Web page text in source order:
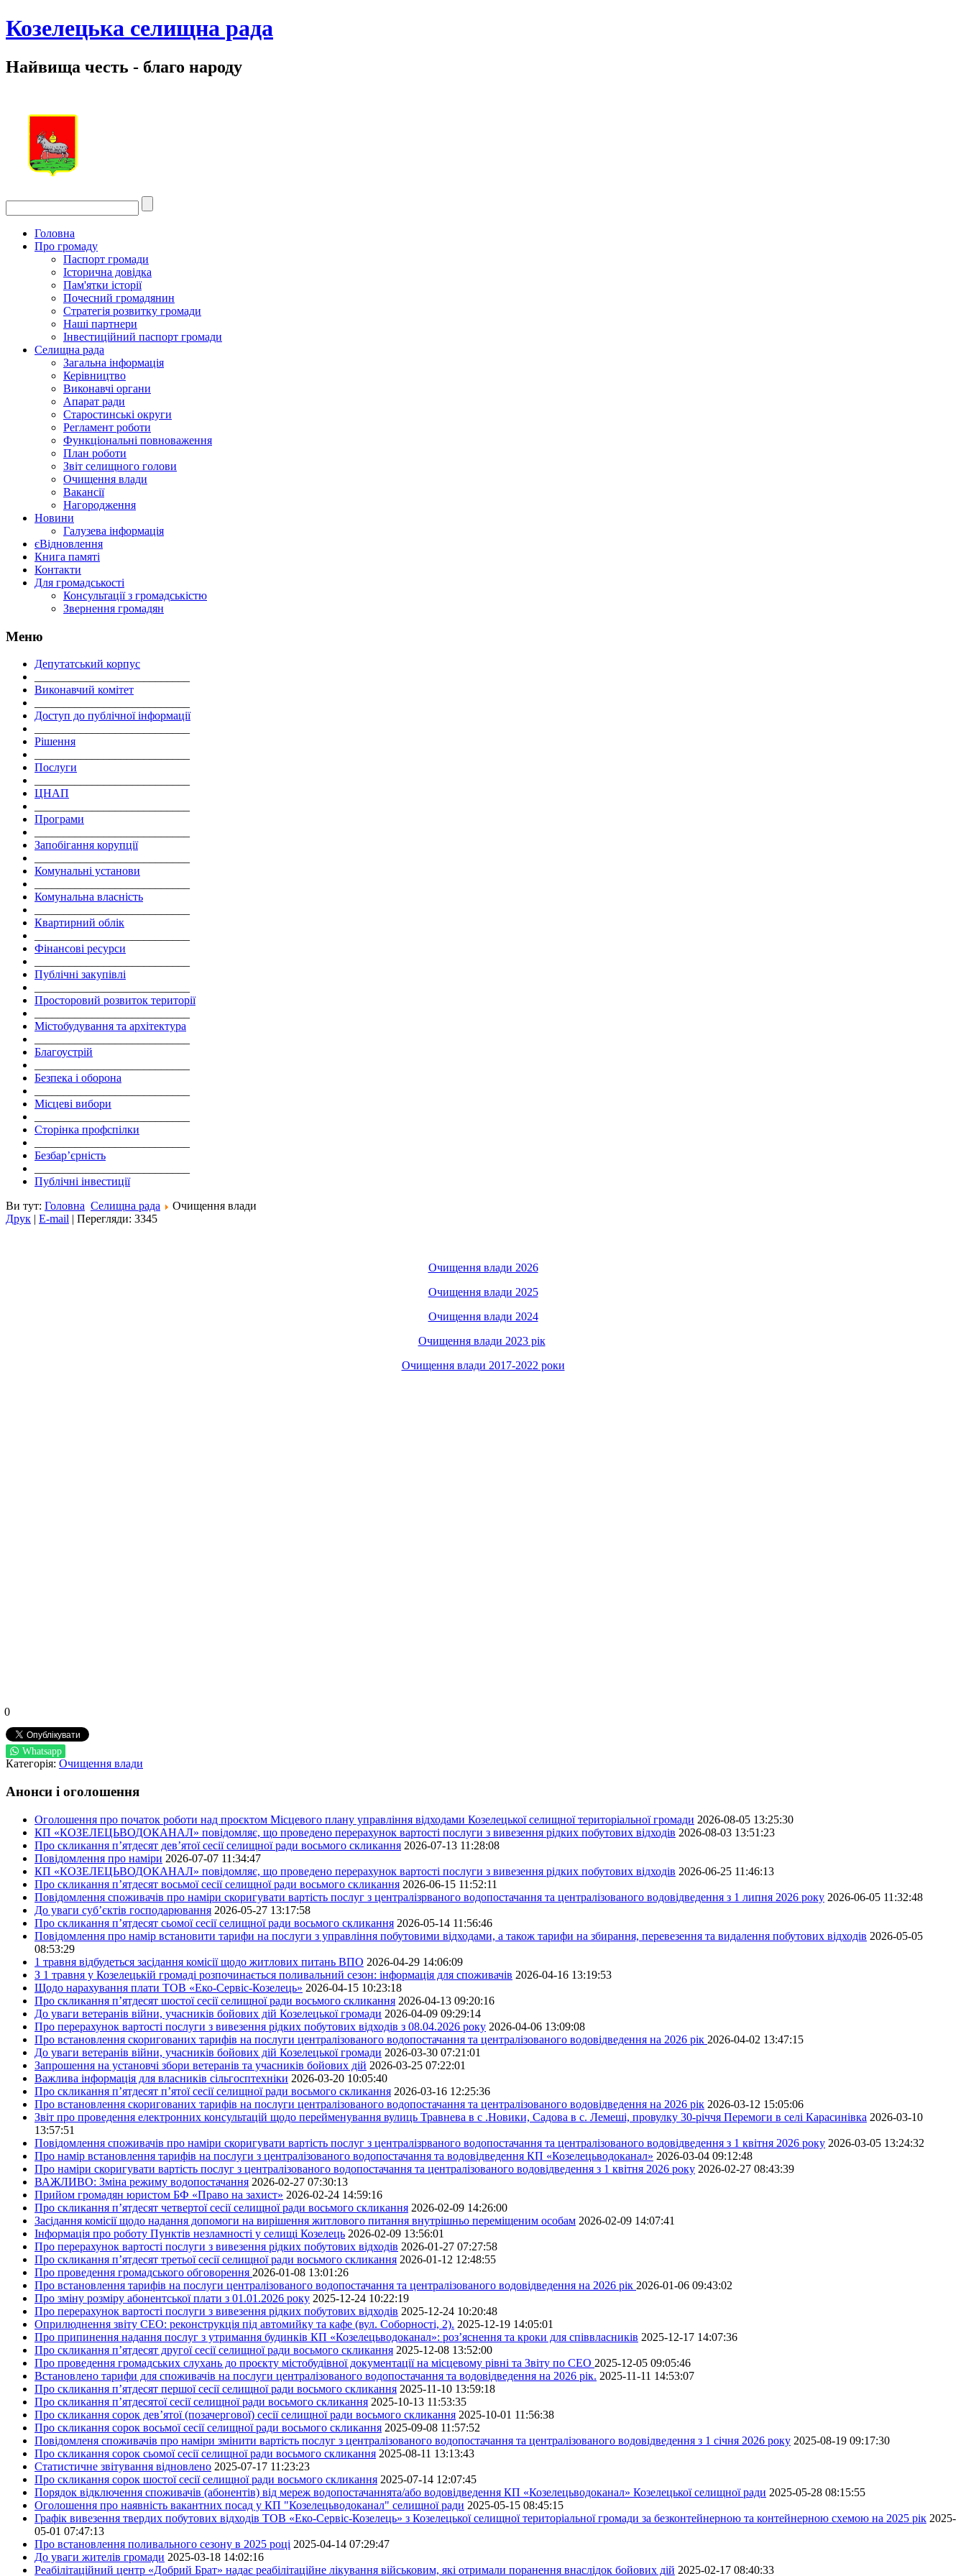
Козелецька селищна рада
Найвища честь - благо народу
Головна
Про громаду
Паспорт громади
Історична довідка
Пам'ятки історії
Почесний громадянин
Стратегія розвитку громади
Наші партнери
Інвестиційний паспорт громади
Селищна рада
Загальна інформація
Керівництво
Виконавчі органи
Апарат ради
Старостинські округи
Регламент роботи
Функціональні повноваження
План роботи
Звіт селищного голови
Очищення влади
Вакансії
Нагородження
Новини
Галузева інформація
єВідновлення
Книга памяті
Контакти
Для громадськості
Консультації з громадськістю
Звернення громадян
Меню
Депутатський корпус
Виконавчий комітет
Доступ до публічної інформації
Рішення
Послуги
ЦНАП
Програми
Запобігання корупції
Комунальні установи
Комунальна власність
Квартирний облік
Фінансові ресурси
Публічні закупівлі
Просторовий розвиток території
Містобудування та архітектура
Благоустрій
Безпека і оборона
Місцеві вибори
Сторінка профспілки
Безбар’єрність
Публічні інвестиції
Ви тут: Головна Селищна рада
Очищення влади
Друк | E-mail | Перегляди: 3345
Очищення влади 2026
Очищення влади 2025
Очищення влади 2024
Очищення влади 2023 рік
Очищення влади 2017-2022 роки
0
Whatsapp
Категорія: Очищення влади
Анонси і оголошення
Оголошення про початок роботи над проєктом Місцевого плану управління відходами Козелецької селищної територіальної громади 2026-08-05 13:25:30
КП «КОЗЕЛЕЦЬВОДОКАНАЛ» повідомляє, що проведено перерахунок вартості послуги з вивезення рідких побутових відходів 2026-08-03 13:51:23
Про скликання п’ятдесят дев’ятої сесії селищної ради восьмого скликання 2026-07-13 11:28:08
Повідомлення про наміри 2026-07-07 11:34:47
КП «КОЗЕЛЕЦЬВОДОКАНАЛ» повідомляє, що проведено перерахунок вартості послуги з вивезення рідких побутових відходів 2026-06-25 11:46:13
Про скликання п’ятдесят восьмої сесії селищної ради восьмого скликання 2026-06-15 11:52:11
Повідомлення споживачів про наміри скоригувати вартість послуг з централізрваного водопостачання та централізованого водовідведення з 1 липня 2026 року 2026-06-05 11:32:48
До уваги суб’єктів господарювання 2026-05-27 13:17:58
Про скликання п’ятдесят сьомої сесії селищної ради восьмого скликання 2026-05-14 11:56:46
Повідомлення про намір встановити тарифи на послуги з управління побутовими відходами, а також тарифи на збирання, перевезення та видалення побутових відходів 2026-05-05
08:53:29
1 травня відбудеться засідання комісії щодо житлових питань ВПО 2026-04-29 14:06:09
З 1 травня у Козелецькій громаді розпочинається поливальний сезон: інформація для споживачів 2026-04-16 13:19:53
Щодо нарахування плати ТОВ «Еко-Сервіс-Козелець» 2026-04-15 10:23:18
Про скликання п’ятдесят шостої сесії селищної ради восьмого скликання 2026-04-13 09:20:16
До уваги ветеранів війни, учасників бойових дій Козелецької громади 2026-04-09 09:29:14
Про перерахунок вартості послуги з вивезення рідких побутових відходів з 08.04.2026 року 2026-04-06 13:09:08
Про встановлення скоригованих тарифів на послуги централізованого водопостачання та централізованого водовідведення на 2026 рік 2026-04-02 13:47:15
До уваги ветеранів війни, учасників бойових дій Козелецької громади 2026-03-30 07:21:01
Запрошення на установчі збори ветеранів та учасників бойових дій 2026-03-25 07:22:01
Важлива інформація для власників сільгосптехніки 2026-03-20 10:05:40
Про скликання п’ятдесят п’ятої сесії селищної ради восьмого скликання 2026-03-16 12:25:36
Про встановлення скоригованих тарифів на послуги централізованого водопостачання та централізованого водовідведення на 2026 рік 2026-03-12 15:05:06
Звіт про проведення електронних консультацій щодо перейменування вулиць Травнева в с .Новики, Садова в с. Лемеші, провулку 30-річчя Перемоги в селі Карасинівка 2026-03-10
13:57:51
Повідомлення споживачів про наміри скоригувати вартість послуг з централізрваного водопостачання та централізованого водовідведення з 1 квітня 2026 року 2026-03-05 13:24:32
Про намір встановлення тарифів на послуги з централізованого водопостачання та водовідведення КП «Козелецьводоканал» 2026-03-04 09:12:48
Про наміри скоригувати вартість послуг з централізованого водопостачання та централізованого водовідведення з 1 квітня 2026 року 2026-02-27 08:43:39
ВАЖЛИВО: Зміна режиму водопостачання 2026-02-27 07:30:13
Прийом громадян юристом БФ «Право на захист» 2026-02-24 14:59:16
Про скликання п’ятдесят четвертої сесії селищної ради восьмого скликання 2026-02-09 14:26:00
Засідання комісії щодо надання допомоги на вирішення житлового питання внутрішньо переміщеним особам 2026-02-09 14:07:41
Інформація про роботу Пунктів незламності у селищі Козелець 2026-02-09 13:56:01
Про перерахунок вартості послуги з вивезення рідких побутових відходів 2026-01-27 07:27:58
Про скликання п’ятдесят третьої сесії селищної ради восьмого скликання 2026-01-12 12:48:55
Про проведення громадського обговорення 2026-01-08 13:01:26
Про встановлення тарифів на послуги централізованого водопостачання та централізованого водовідведення на 2026 рік 2026-01-06 09:43:02
Про зміну розміру абонентської плати з 01.01.2026 року 2025-12-24 10:22:19
Про перерахунок вартості послуги з вивезення рідких побутових відходів 2025-12-24 10:20:48
Оприлюднення звіту СЕО: реконструкція під автомийку та кафе (вул. Соборності, 2). 2025-12-19 14:05:01
Про припинення надання послуг з утримання будинків КП «Козелецьводоканал»: роз’яснення та кроки для співвласників 2025-12-17 14:07:36
Про скликання п’ятдесят другої сесії селищної ради восьмого скликання 2025-12-08 13:52:00
Про проведення громадських слухань до проєкту містобудівної документації на місцевому рівні та Звіту по СЕО 2025-12-05 09:05:46
Встановлено тарифи для споживачів на послуги централізованого водопостачання та водовідведення на 2026 рік. 2025-11-11 14:53:07
Про скликання п’ятдесят першої сесії селищної ради восьмого скликання 2025-11-10 13:59:18
Про скликання п’ятдесятої сесії селищної ради восьмого скликання 2025-10-13 11:53:35
Про скликання сорок дев’ятої (позачергової) сесії селищної ради восьмого скликання 2025-10-01 11:56:38
Про скликання сорок восьмої сесії селищної ради восьмого скликання 2025-09-08 11:57:52
Повідомленя споживачів про наміри змінити вартість послуг з централізованого водопостачання та централізованого водовідведення з 1 січня 2026 року 2025-08-19 09:17:30
Про скликання сорок сьомої сесії селищної ради восьмого скликання 2025-08-11 13:13:43
Статистичне звітування відновлено 2025-07-17 11:23:23
Про скликання сорок шостої сесії селищної ради восьмого скликання 2025-07-14 12:07:45
Порядок відключення споживачів (абонентів) від мереж водопостачаннята/або водовідведення КП «Козелецьводоканал» Козелецької селищної ради 2025-05-28 08:15:55
Оголошення про наявність вакантних посад у КП "Козелецьводоканал" селищної ради 2025-05-15 08:45:15
Графік вивезення твердих побутових відходів ТОВ «Еко-Сервіс-Козелець» з Козелецької селищної територіальної громади за безконтейнерною та контейнерною схемою на 2025 рік 2025-
05-01 07:47:13
Про встановлення поливального сезону в 2025 році 2025-04-14 07:29:47
До уваги жителів громади 2025-03-18 14:02:16
Реабілітаційний центр «Добрий Брат» надає реабілітаційне лікування військовим, які отримали поранення внаслідок бойових дій 2025-02-17 08:40:33